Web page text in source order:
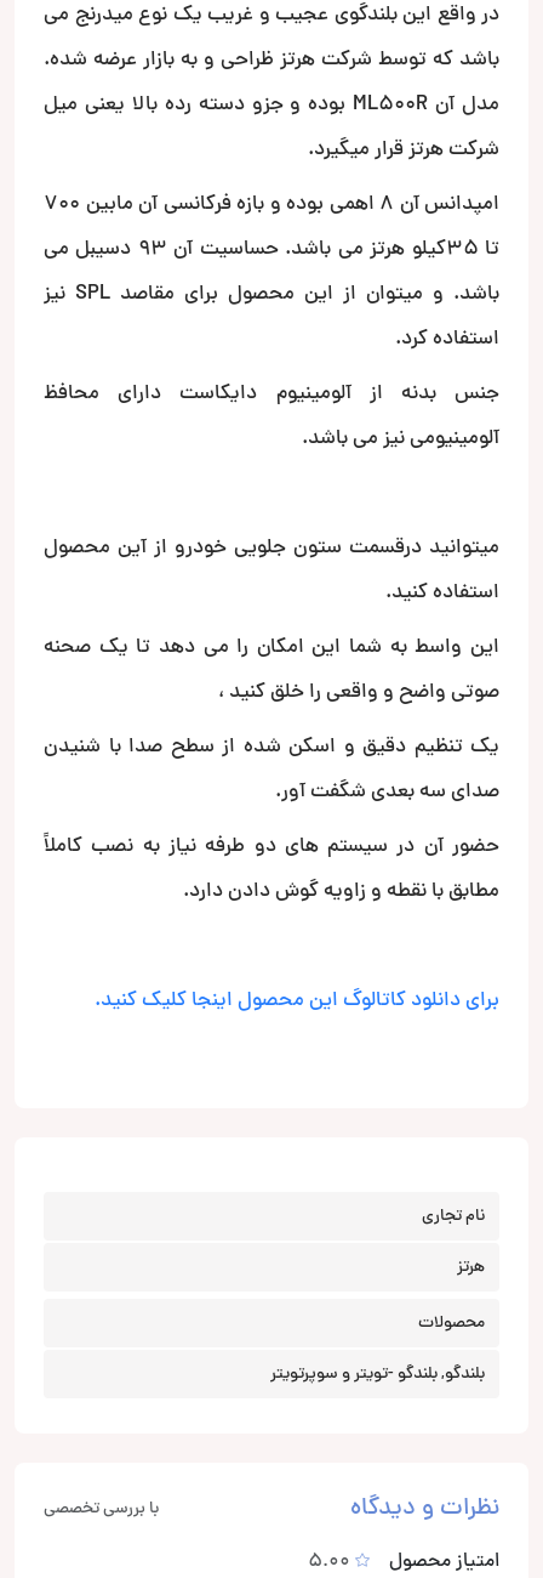
در واقع این بلندگوی عجیب و غریب یک نوع میدرنج می
باشد که توسط شرکت هرتز ظراحی و به بازار عرضه شده.
مدل آن ML500R بوده و جزو دسته رده بالا یعنی میل
شرکت هرتز قرار میگیرد.
امپدانس آن 8 اهمی بوده و بازه فرکانسی آن مابین 700
تا 35کیلو هرتز می باشد. حساسیت آن 93 دسیبل می
باشد. و میتوان از این محصول برای مقاصد SPL نیز
استفاده کرد.
جنس بدنه از آلومینیوم دایکاست دارای محافظ
آلومینیومی نیز می باشد.
میتوانید درقسمت ستون جلویی خودرو از آین محصول
استفاده کنید.
این واسط به شما این امکان را می دهد تا یک صحنه
صوتی واضح و واقعی را خلق کنید ،
یک تنظیم دقیق و اسکن شده از سطح صدا با شنیدن
صدای سه بعدی شگفت آور.
حضور آن در سیستم های دو طرفه نیاز به نصب کاملاً
مطابق با نقطه و زاویه گوش دادن دارد.
برای دانلود کاتالوگ این محصول اینجا کلیک کنید.
نام تجاری
هرتز
محصولات
بلندگو, بلندگو -تویتر و سوپرتویتر
نظرات و دیدگاه با بررسی تخصصی
امتیاز محصول
5.00